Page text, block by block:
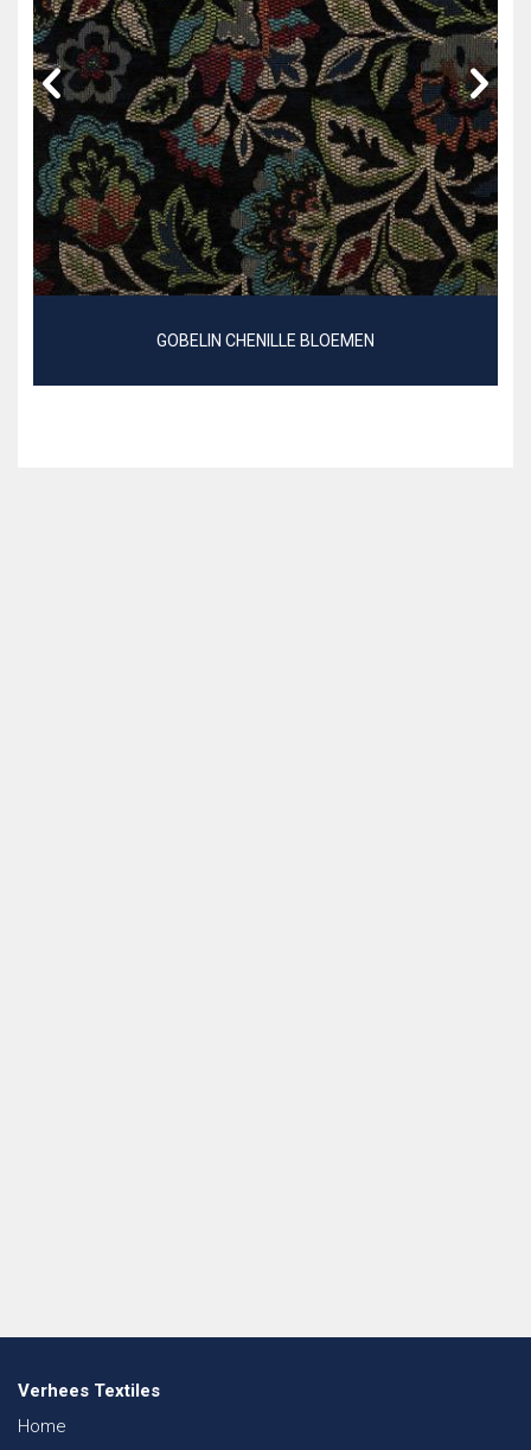
GOBELIN CHENILLE BLOEMEN
Verhees Textiles
Home